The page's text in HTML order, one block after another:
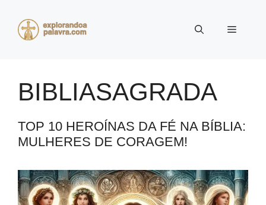
Menu
BIBLIASAGRADA
TOP 10 HEROÍNAS DA FÉ NA BÍBLIA:
MULHERES DE CORAGEM!